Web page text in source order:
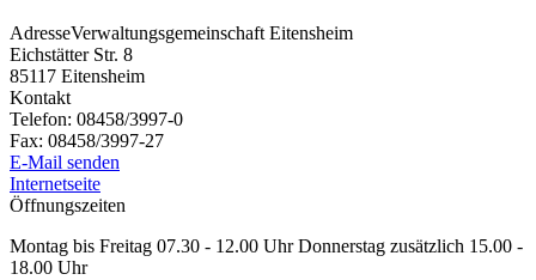
AdresseVerwaltungsgemeinschaft Eitensheim
Eichstätter Str. 8
85117 Eitensheim
Kontakt
Telefon: 08458/3997-0
Fax: 08458/3997-27
E-Mail senden
Internetseite
Öffnungszeiten
Montag bis Freitag 07.30 - 12.00 Uhr Donnerstag zusätzlich 15.00 -
18.00 Uhr